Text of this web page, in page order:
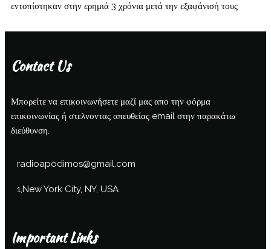
εντοπίστηκαν στην ερημιά 3 χρόνια μετά την εξαφάνισή τους
Contact Us
Μπορείτε να επικοινωνήσετε μαζί μας απο την φόρμα
επικοινωνίας ή στελνοντας απευθείας email στην παρακάτω
διεύθυνση.
radioapodimos@gmail.com
1,New York City, NY, USA
Important Links